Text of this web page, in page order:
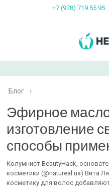
+7 (978) 719 55 95
Блог ›
Эфирное
изготовление
способы
Колумнист BeautyHack,
косметики (@natureal.ua) Вита
косметику для волос